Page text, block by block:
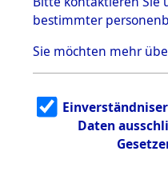
Effekten aus
dem KZ
Bayerisches
1.2.9.3
Effekten aus
dem KZ
Neuengamm
bestimmter
Sie möchten mehr
Daten